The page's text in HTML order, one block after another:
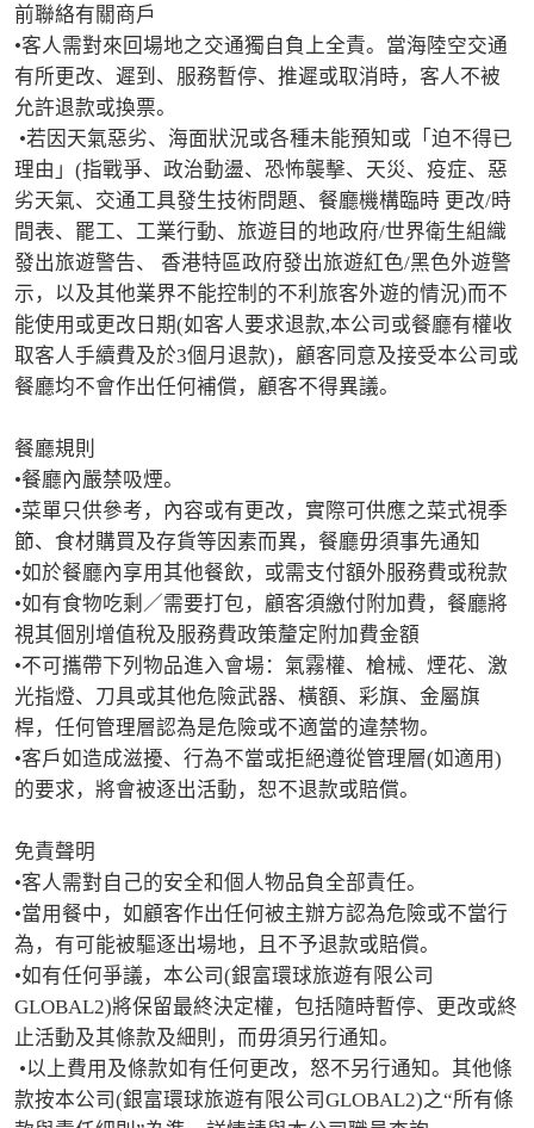
前聯絡有關商戶
•客人需對來回場地之交通獨自負上全責。當海陸空交通
有所更改、遲到、服務暫停、推遲或取消時，客人不被
允許退款或換票。
理由」(指戰爭、政治動盪、恐怖襲擊、天災、疫症、惡
劣天氣、交通工具發生技術問題、餐廳機構臨時 更改/時
間表、罷工、工業行動、旅遊目的地政府/世界衛生組織
發出旅遊警告、 香港特區政府發出旅遊紅色/黑色外遊警
示，以及其他業界不能控制的不利旅客外遊的情況)而不
能使用或更改日期(如客人要求退款,本公司或餐廳有權收
取客人手續費及於3個月退款)，顧客同意及接受本公司或
餐廳均不會作出任何補償，顧客不得異議。
餐廳規則
•餐廳內嚴禁吸煙。
•菜單只供參考，內容或有更改，實際可供應之菜式視季
節、食材購買及存貨等因素而異，餐廳毋須事先通知
•如於餐廳內享用其他餐飲，或需支付額外服務費或稅款
•如有食物吃剩／需要打包，顧客須繳付附加費，餐廳將
視其個別增值稅及服務費政策釐定附加費金額
•不可攜帶下列物品進入會場：氣霧權、槍械、煙花、激
光指燈、刀具或其他危險武器、橫額、彩旗、金屬旗
桿，任何管理層認為是危險或不適當的違禁物。
•客戶如造成滋擾、行為不當或拒絕遵從管理層(如適用)
的要求，將會被逐出活動，恕不退款或賠償。
免責聲明
•客人需對自己的安全和個人物品負全部責任。
•當用餐中，如顧客作出任何被主辦方認為危險或不當行
為，有可能被驅逐出場地，且不予退款或賠償。
•如有任何爭議，本公司(銀富環球旅遊有限公司
GLOBAL2)將保留最終決定權，包括隨時暫停、更改或終
止活動及其條款及細則，而毋須另行通知。
款按本公司(銀富環球旅遊有限公司GLOBAL2)之“所有條